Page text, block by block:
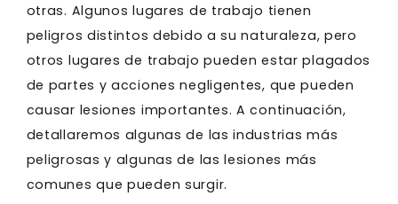
otras. Algunos lugares de trabajo tienen
peligros distintos debido a su naturaleza, pero
otros lugares de trabajo pueden estar plagados
de partes y acciones negligentes, que pueden
causar lesiones importantes. A continuación,
detallaremos algunas de las industrias más
peligrosas y algunas de las lesiones más
comunes que pueden surgir.